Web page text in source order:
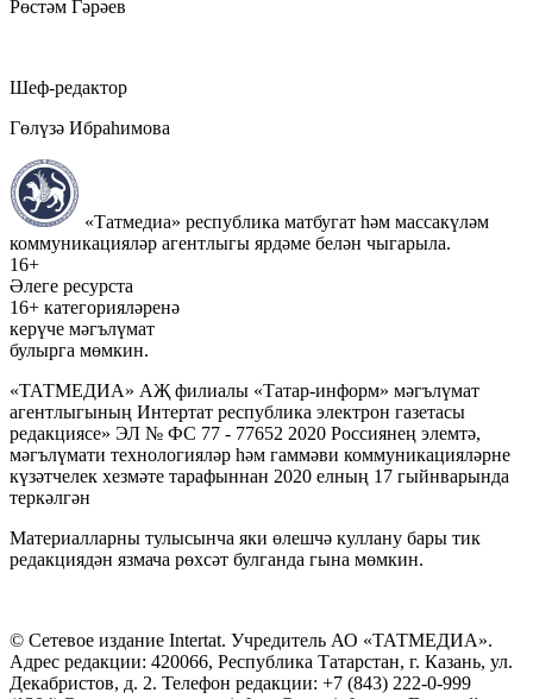
Рөстәм Гәрәев
Шеф-редактор
Гөлүзә Ибраһимова
«Татмедиа» республика матбугат һәм массакүләм
коммуникацияләр агентлыгы ярдәме белән чыгарыла.
16+
Әлеге ресурста
16+ категорияләренә
керүче мәгълүмат
булырга мөмкин.
«ТАТМЕДИА» АҖ филиалы «Татар-информ» мәгълүмат
агентлыгының Интертат республика электрон газетасы
редакциясе» ЭЛ № ФС 77 - 77652 2020 Россиянең элемтә,
мәгълүмати технологияләр һәм гаммәви коммуникацияләрне
күзәтчелек хезмәте тарафыннан 2020 елның 17 гыйнварында
теркәлгән
Материалларны тулысынча яки өлешчә куллану бары тик
редакциядән язмача рөхсәт булганда гына мөмкин.
© Сетевое издание Intertat. Учредитель АО «ТАТМЕДИА».
Адрес редакции: 420066, Республика Татарстан, г. Казань, ул.
Декабристов, д. 2. Телефон редакции: +7 (843) 222-0-999